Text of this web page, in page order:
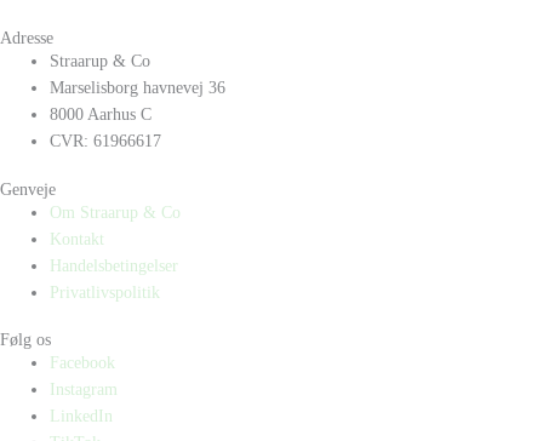
Adresse
Straarup & Co
Marselisborg havnevej 36
8000 Aarhus C
CVR: 61966617
Genveje
Om Straarup & Co
Kontakt
Handelsbetingelser
Privatlivspolitik
Følg os
Facebook
Instagram
LinkedIn